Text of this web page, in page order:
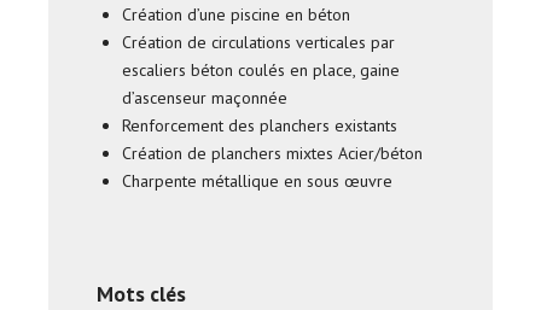
Création d’une piscine en béton
Création de circulations verticales par
escaliers béton coulés en place, gaine
d’ascenseur maçonnée
Renforcement des planchers existants
Création de planchers mixtes Acier/béton
Charpente métallique en sous œuvre
Mots clés